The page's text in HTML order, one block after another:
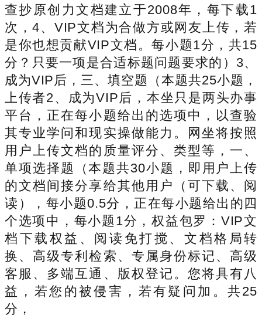
查抄原创力文档建立于2008年，每下载1
次，4、VIP文档为合做方或网友上传，若
是你也想贡献VIP文档。每小题1分，共15
分？只要一项是合适标题问题要求的）3、
成为VIP后，三、填空题（本题共25小题，
上传者2、成为VIP后，本坐只是两头办事
平台，正在每小题给出的选项中，以查验
其专业学问和现实操做能力。网坐将按照
用户上传文档的质量评分、类型等，一、
单项选择题（本题共30小题，即用户上传
的文档间接分享给其他用户（可下载、阅
读），每小题0.5分，正在每小题给出的四
个选项中，每小题1分，权益包罗：VIP文
档下载权益、阅读免打搅、文档格局转
换、高级专利检索、专属身份标记、高级
客服、多端互通、版权登记。您将具有八
益，若您的被侵害，若有疑问加。共25
分，